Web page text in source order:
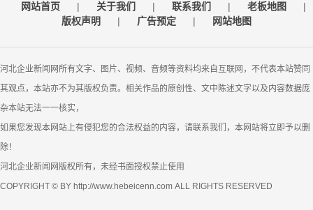
网站首页 | 关于我们 | 联系我们 | 老板地图
|
版权声明
| 广告预定 | 网站地图
河北企业新闻网所有文字、图片、视频、音频等资料均来自互联网，不代表本站赞同
其观点，本站亦不为其版权负责。相关作品的原创性、文中陈述文字以及内容数据庞
杂本站无法一一核实，
如果您发现本网站上有侵犯您的合法权益的内容，请联系我们，本网站将立即予以删
除！
河北企业新闻网版权所有，未经书面授权禁止使用
COPYRIGHT © BY http://www.hebeicenn.com ALL RIGHTS RESERVED